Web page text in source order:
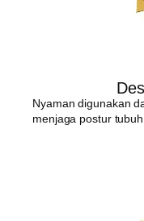
Nyaman digunakan
menjaga postur